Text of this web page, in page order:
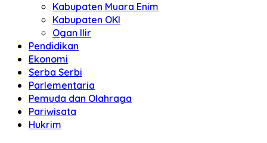
Kabupaten Muara Enim
Kabupaten OKI
Ogan Ilir
Pendidikan
Ekonomi
Serba Serbi
Parlementaria
Pemuda dan Olahraga
Pariwisata
Hukrim